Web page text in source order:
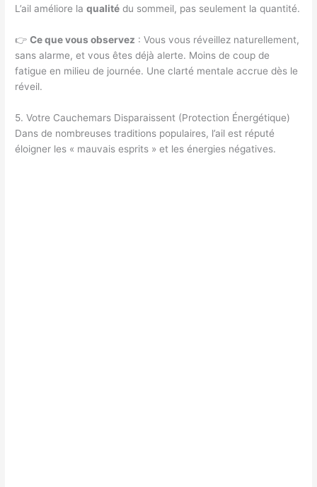
L’ail améliore laqualité du sommeil, pas seulement la quantité.
👉Ce que vous observez : Vous vous réveillez naturellement,
sans alarme, et vous êtes déjà alerte. Moins de coup de
fatigue en milieu de journée. Une clarté mentale accrue dès le
réveil.
5. Votre Cauchemars Disparaissent (Protection Énergétique)
Dans de nombreuses traditions populaires, l’ail est réputé
éloigner les « mauvais esprits » et les énergies négatives.